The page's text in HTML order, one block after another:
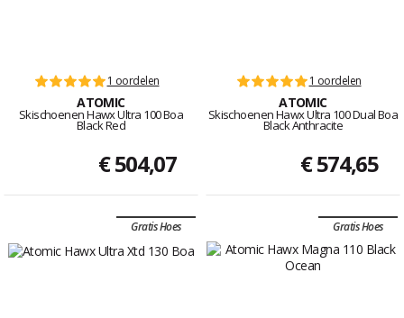
1 oordelen
ATOMIC
Skischoenen Hawx Ultra 100 Boa
Black Red
€ 504,07
1 oordelen
ATOMIC
Skischoenen Hawx Ultra 100 Dual Boa
Black Anthracite
€ 574,65
Gratis Hoes Gratis Hoes